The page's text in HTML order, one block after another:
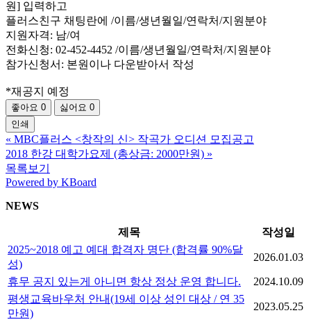
원] 입력하고
플러스친구 채팅란에 /이름/생년월일/연락처/지원분야
지원자격: 남/여
전화신청: 02-452-4452 /이름/생년월일/연락처/지원분야
참가신청서: 본원이나 다운받아서 작성
*재공지 예정
좋아요 0 싫어요 0
인쇄
« MBC플러스 <창작의 신> 작곡가 오디션 모집공고
2018 한강 대학가요제 (총상금: 2000만원) »
목록보기
Powered by KBoard
NEWS
제목
작성일
2025~2018 예고 예대 합격자 명단 (합격률 90%달
성)
2026.01.03
휴무 공지 있는게 아니면 항상 정상 운영 합니다.
2024.10.09
평생교육바우처 안내(19세 이상 성인 대상 / 연 35
만원)
2023.05.25